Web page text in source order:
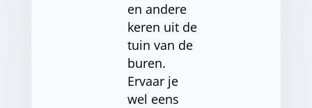
en andere
keren uit de
tuin van de
buren.
Ervaar je
wel eens